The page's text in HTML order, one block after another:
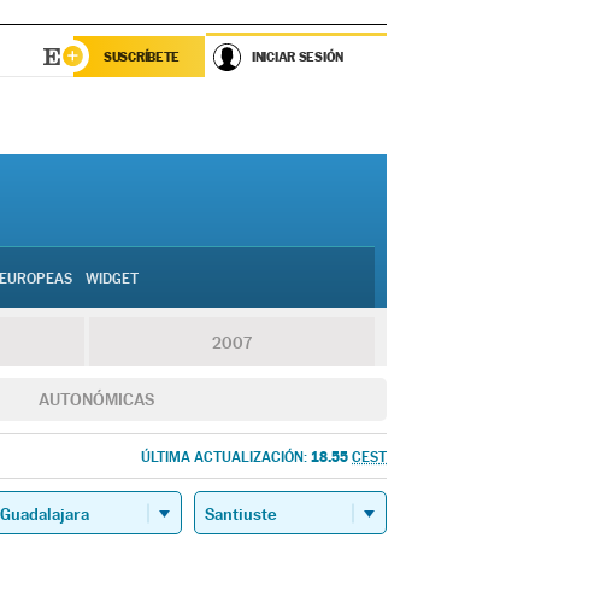
SUSCRÍBETE INICIAR SESIÓN
EUROPEAS WIDGET
2007
AUTONÓMICAS
ÚLTIMA ACTUALIZACIÓN: 18.55 CEST